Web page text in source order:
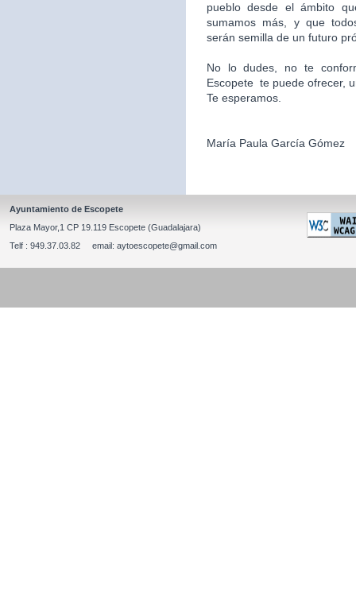
pueblo desde el ámbito
sumamos más, y que
serán semilla de un futuro
No lo dudes, no te
Escopete te puede ofrecer,
Te esperamos.
María Paula García Gómez
Ayuntamiento de Escopete
Plaza Mayor,1 CP 19.119 Escopete (Guadalajara)
Telf : 949.37.03.82 email: aytoescopete@gmail.com